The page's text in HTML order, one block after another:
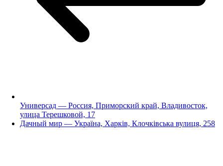
Универсад — Россия, Приморский край, Владивосток,
улица Терешковой, 17
Дачный мир — Україна, Харків, Клочківська вулиця, 258